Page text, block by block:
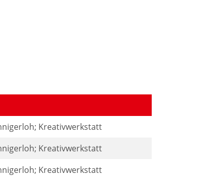
Kreativwerkstatt
Kreativwerkstatt
Kreativwerkstatt